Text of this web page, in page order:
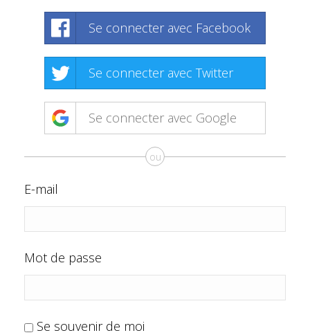
Se connecter avec Facebook
Se connecter avec Twitter
Se connecter avec Google
ou
E-mail
Mot de passe
Se souvenir de moi